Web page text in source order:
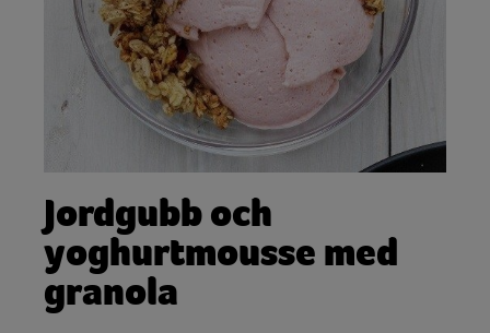
Jordgubb och
yoghurtmousse med
granola